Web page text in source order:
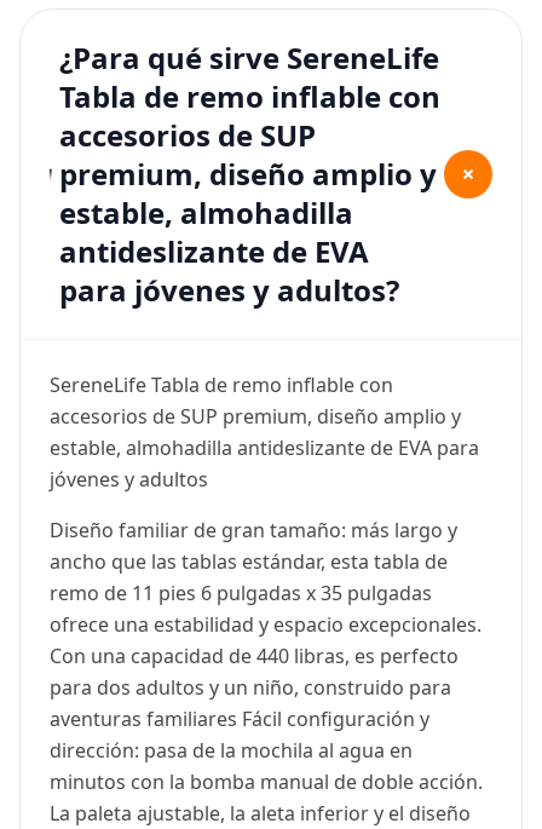
¿Para qué sirve SereneLife
Tabla de remo inflable con
accesorios de SUP
premium, diseño amplio y
estable, almohadilla
antideslizante de EVA
para jóvenes y adultos?
+
SereneLife Tabla de remo inflable con
accesorios de SUP premium, diseño amplio y
estable, almohadilla antideslizante de EVA para
jóvenes y adultos
Diseño familiar de gran tamaño: más largo y
ancho que las tablas estándar, esta tabla de
remo de 11 pies 6 pulgadas x 35 pulgadas
ofrece una estabilidad y espacio excepcionales.
Con una capacidad de 440 libras, es perfecto
para dos adultos y un niño, construido para
aventuras familiares Fácil configuración y
dirección: pasa de la mochila al agua en
minutos con la bomba manual de doble acción.
La paleta ajustable, la aleta inferior y el diseño